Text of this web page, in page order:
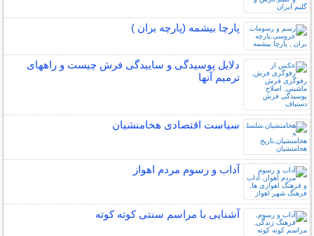
پارچا بیشمه (پارچه بران )
دلایل پوسیدگی و ساییدگی فرش چیست و راههای
ترمیم آنها
سیاست اقتصادی هخامنشیان
آداب و رسوم مردم اهواز
آشنایی با مراسم سنتی کوته کوته